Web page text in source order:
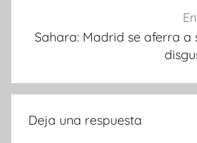
Sahara: Madrid se aferra a
Deja una respuesta